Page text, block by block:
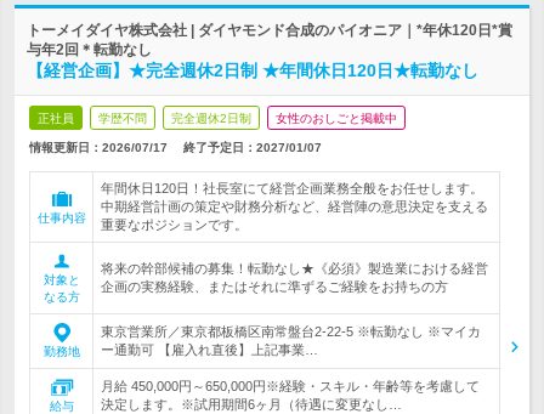
トーメイダイヤ株式会社 | ダイヤモンド合成のパイオニア｜*年休120日*賞
与年2回＊転勤なし
【経営企画】★完全週休2日制 ★年間休日120日★転勤なし
正社員 学歴不問 完全週休2日制 女性のおしごと掲載中
情報更新日：2026/07/17 終了予定日： 2027/01/07
仕事内容
年間休日120日！社長室にて経営企画業務全般をお任せします。
中期経営計画の策定や財務分析など、経営陣の意思決定を支える
重要なポジションです。
対象と
なる方
将来の幹部候補の募集！転勤なし★《必須》製造業における経営
企画の実務経験、またはそれに準ずるご経験をお持ちの方
勤務地
東京営業所／東京都板橋区南常盤台2-22-5 ※転勤なし ※マイカ
ー通勤可 【雇入れ直後】上記事業…
給与
月給 450,000円～650,000円※経験・スキル・年齢等を考慮して
決定します。※試用期間6ヶ月（待遇に変更なし…